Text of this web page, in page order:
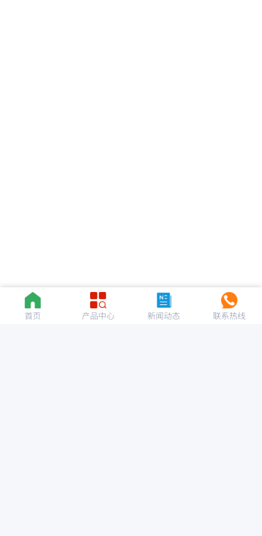
首页 产品中心 新闻动态 联系热线